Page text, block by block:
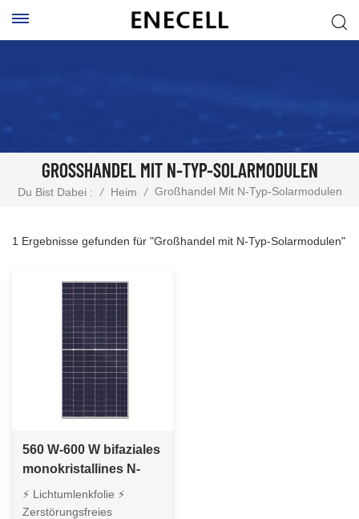
GROSSHANDEL MIT N-TYP-SOLARMODULEN
Du Bist Dabei : / Heim / Großhandel Mit N-Typ-Solarmodulen
1 Ergebnisse gefunden für "Großhandel mit N-Typ-Solarmodulen"
560 W-600 W bifaziales
monokristallines N-
TOPCon-Solarmodul
⚡ Lichtumlenkfolie ⚡
Zerstörungsfreies